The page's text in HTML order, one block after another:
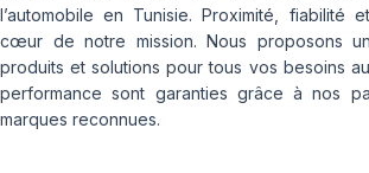
l’automobile en Tunisie. Proximité, fiabilité
cœur de notre mission. Nous proposons
produits et solutions pour tous vos besoins
performance sont garanties grâce à nos
marques reconnues.